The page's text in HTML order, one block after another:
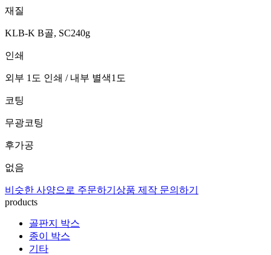
재질
KLB-K B골, SC240g
인쇄
외부 1도 인쇄 / 내부 별색1도
코팅
무광코팅
후가공
없음
비슷한 사양으로 주문하기 상품 제작 문의하기
products
골판지 박스
종이 박스
기타